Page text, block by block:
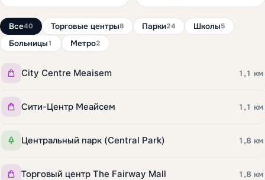
Все40 Торговые центры8 Парки24 Школы5
Больницы1 Метро2
City Centre Meaisem 1,1 км
Сити-Центр Меайсем 1,1 км
Центральный парк (Central Park) 1,8 км
Торговый центр The Fairway Mall 1,8 км